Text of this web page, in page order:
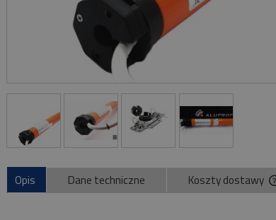
Opis Dane techniczne Koszty dostawy